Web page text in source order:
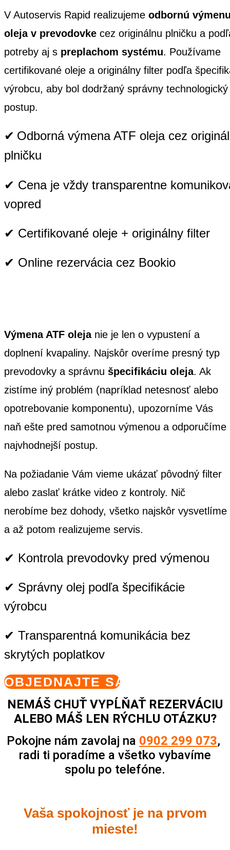
V Autoservis Rapid realizujeme odbornú
oleja v prevodovke cez originálnu plničku a
potreby aj s preplachom systému. Používame
certifikované oleje a originálny filter podľa
výrobcu, aby bol dodržaný správny technologický
postup.
✔ Odborná výmena ATF oleja cez
plničku
✔ Cena je vždy transparentne
vopred
✔ Certifikované oleje + originálny filter
✔ Online rezerváciacez Bookio
Výmena ATF olejanie je len o vypustení a
doplnení kvapaliny. Najskôr overíme presný typ
prevodovky a správnu špecifikáciu oleja. Ak
zistíme iný problém (napríklad netesnosť alebo
opotrebovanie komponentu), upozorníme Vás
naň ešte pred samotnou výmenou a odporučíme
najvhodnejší postup.
Na požiadanie Vám vieme ukázať pôvodný filter
alebo zaslať krátke video z kontroly. Nič
nerobíme bez dohody, všetko najskôr vysvetlíme
a až potom realizujeme servis.
✔ Kontrola prevodovky pred výmenou
✔ Správny olej podľa špecifikácie
výrobcu
✔ Transparentná komunikácia bez
skrytých poplatkov
OBJEDNAJTE SA
NEMÁŠ CHUŤ VYPĹŇAŤ REZERVÁCIU
ALEBO MÁŠ LEN RÝCHLU OTÁZKU?
Pokojne nám zavolaj na 0902 299 073,
radi ti poradíme a všetko vybavíme
spolu po telefóne.
Vaša spokojnosť je na prvom
mieste!